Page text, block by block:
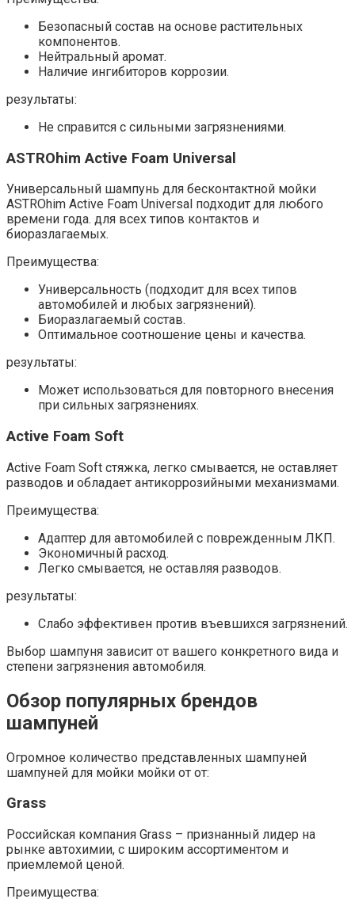
Безопасный состав на основе растительных
компонентов.​
Нейтральный аромат.
Наличие ингибиторов коррозии.​
результаты:
Не справится с сильными загрязнениями.​
ASTROhim Active Foam Universal
Универсальный шампунь для бесконтактной мойки
ASTROhim Active Foam Universal подходит для любого
времени года.​ для всех типов контактов и
биоразлагаемых.​
Преимущества:
Универсальность (подходит для всех типов
автомобилей и любых загрязнений).​
Биоразлагаемый состав.
Оптимальное соотношение цены и качества.​
результаты:
Может использоваться для повторного внесения
при сильных загрязнениях.​
Active Foam Soft
Active Foam Soft стяжка, легко смывается, не оставляет
разводов и обладает антикоррозийными механизмами.​
Преимущества:
Адаптер для автомобилей с поврежденным ЛКП.
Экономичный расход.
Легко смывается, не оставляя разводов.​
результаты:
Слабо эффективен против въевшихся загрязнений.​
Выбор шампуня зависит от вашего конкретного вида и
степени загрязнения автомобиля.
Обзор популярных брендов
шампуней
Огромное количество представленных шампуней
шампуней для мойки мойки от от:
Grass
Российская компания Grass – признанный лидер на
рынке автохимии, с широким ассортиментом и
приемлемой ценой.​
Преимущества: